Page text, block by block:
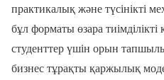
практикалық және түсінікті
бұл форматы өзара
студенттер үшін орын
бизнес тұрақты қаржылық